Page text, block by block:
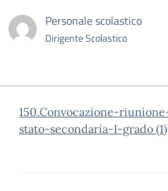
Personale scolastico
Dirigente Scolastico
150.Convocazione-
stato-secondaria-I-grado (1)